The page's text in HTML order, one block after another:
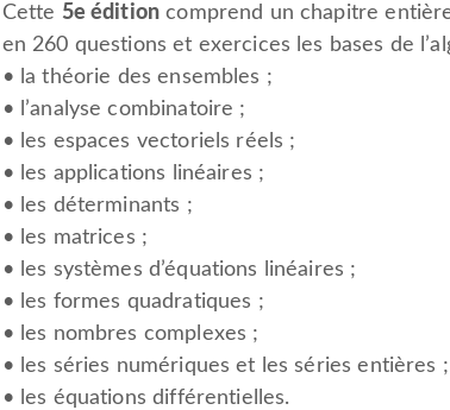
Cette 5e édition comprend un chapitre
en 260 questions et exercices les bases de
• la théorie des ensembles ;
• l’analyse combinatoire ;
• les espaces vectoriels réels ;
• les applications linéaires ;
• les déterminants ;
• les matrices ;
• les systèmes d’équations linéaires ;
• les formes quadratiques ;
• les nombres complexes ;
• les séries numériques et les séries entières ;
• les équations différentielles.